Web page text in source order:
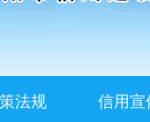
法规 信用宣